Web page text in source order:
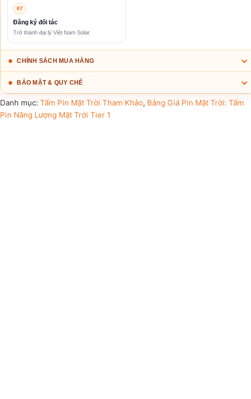
07
Đăng ký đối tác
Trở thành đại lý Việt Nam Solar.
CHÍNH SÁCH MUA HÀNG
BẢO MẬT & QUY CHẾ
Danh mục:Tấm Pin Mặt Trời Tham Khảo, Bảng Giá Pin Mặt Trời: Tấm
Pin Năng Lượng Mặt Trời Tier 1